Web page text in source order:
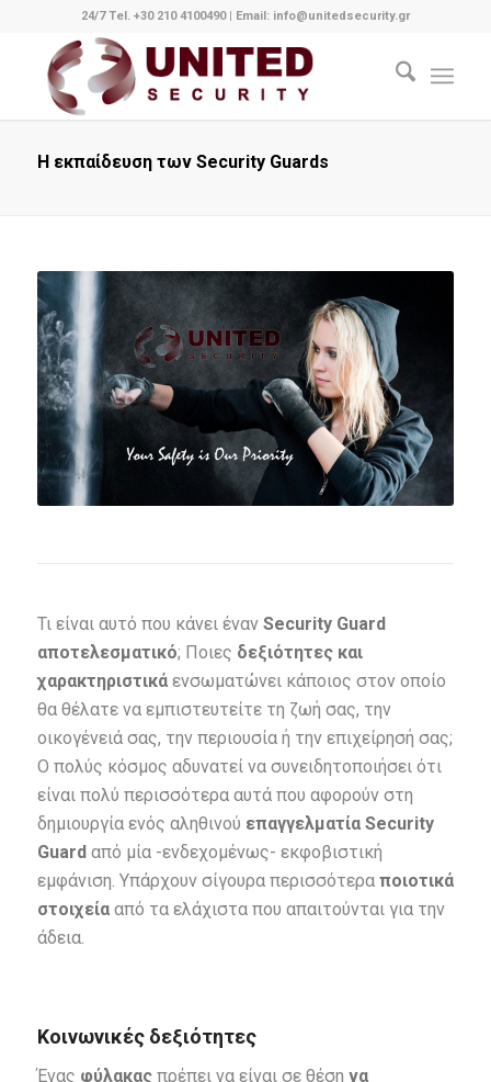
24/7 Tel. +30 210 4100490 | Email: info@unitedsecurity.gr
Η εκπαίδευση των Security Guards
Τι είναι αυτό που κάνει έναν Security Guard
αποτελεσματικό; Ποιες δεξιότητες και
χαρακτηριστικάενσωματώνει κάποιος στον οποίο
θα θέλατε να εμπιστευτείτε τη ζωή σας, την
οικογένειά σας, την περιουσία ή την επιχείρησή σας;
Ο πολύς κόσμος αδυνατεί να συνειδητοποιήσει ότι
είναι πολύ περισσότερα αυτά που αφορούν στη
δημιουργία ενός αληθινού επαγγελματία Security
Guard από μία -ενδεχομένως- εκφοβιστική
εμφάνιση. Υπάρχουν σίγουρα περισσότερα ποιοτικά
στοιχείααπό τα ελάχιστα που απαιτούνται για την
άδεια.
Κοινωνικές δεξιότητες
Ένας φύλακαςπρέπει να είναι σε θέση να